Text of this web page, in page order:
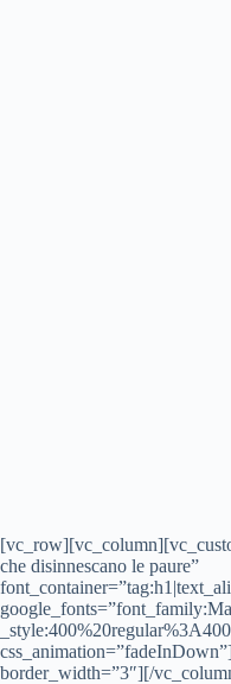
che disinnescano le paure”
border_width=”3″][/